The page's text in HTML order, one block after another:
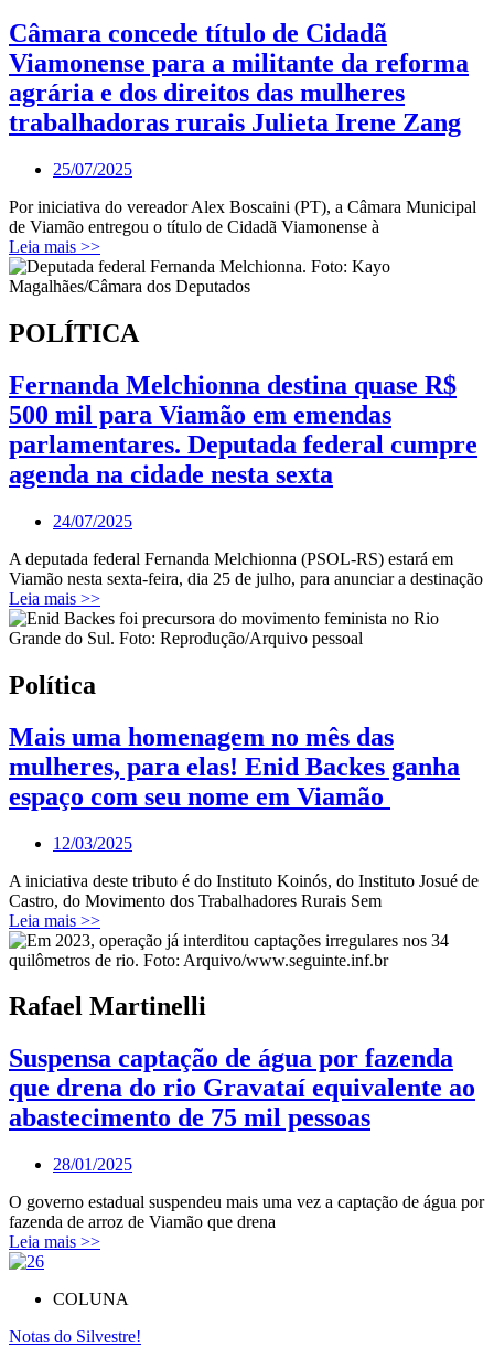
Câmara concede título de Cidadã
Viamonense para a militante da reforma
agrária e dos direitos das mulheres
trabalhadoras rurais Julieta Irene Zang
25/07/2025
Por iniciativa do vereador Alex Boscaini (PT), a Câmara Municipal
de Viamão entregou o título de Cidadã Viamonense à
Leia mais >>
POLÍTICA
Fernanda Melchionna destina quase R$
500 mil para Viamão em emendas
parlamentares. Deputada federal cumpre
agenda na cidade nesta sexta
24/07/2025
A deputada federal Fernanda Melchionna (PSOL-RS) estará em
Viamão nesta sexta-feira, dia 25 de julho, para anunciar a destinação
Leia mais >>
Política
Mais uma homenagem no mês das
mulheres, para elas! Enid Backes ganha
espaço com seu nome em Viamão
12/03/2025
A iniciativa deste tributo é do Instituto Koinós, do Instituto Josué de
Castro, do Movimento dos Trabalhadores Rurais Sem
Leia mais >>
Rafael Martinelli
Suspensa captação de água por fazenda
que drena do rio Gravataí equivalente ao
abastecimento de 75 mil pessoas
28/01/2025
O governo estadual suspendeu mais uma vez a captação de água por
fazenda de arroz de Viamão que drena
Leia mais >>
COLUNA
Notas do Silvestre!